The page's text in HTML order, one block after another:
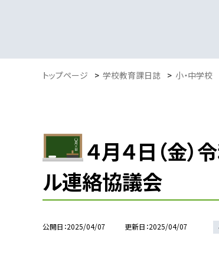
トップページ > 学校教育課日誌 > 小・中学校
４月４日（金
ル連絡協議会
公開日 2025/04/07 更新日 2025/04/07